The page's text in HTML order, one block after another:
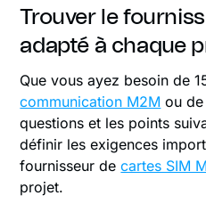
Trouver le
adapté à chaque
Que vous ayez besoin de
communication M2M ou
questions et les points
définir les exigences
fournisseur decartes SIM
projet.